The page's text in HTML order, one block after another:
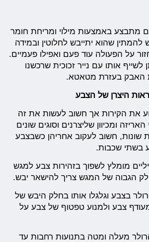
מתבצע באמצעות מילוי ומריחת חומר
להמתין שהוא יתייבש לחלוטין ובמידה
על הפעולה עוד פעם ואפילו פעמיים.
לשייף אותו עם נייר זכוכית שרכשנו
האבק בעזרת מטאטא.
היצרן של הצבע
את הקירות אך חשוב לעשות את זה
ומכיוון שליצרנים וסוגים שונים
שונות, חשוב לעקוב אחריהן כשבצבע
בשתי שכבות.
מומלץ לשפוך בזהירות צבע למגש
הגבוה של המגש צריך להישאר יבש.
בצבע וגלגלו אותו בחלק היבש של
צבע ולמנוע טפטוף של צבע על
מעלה ומטה בתנועות רחבות עד